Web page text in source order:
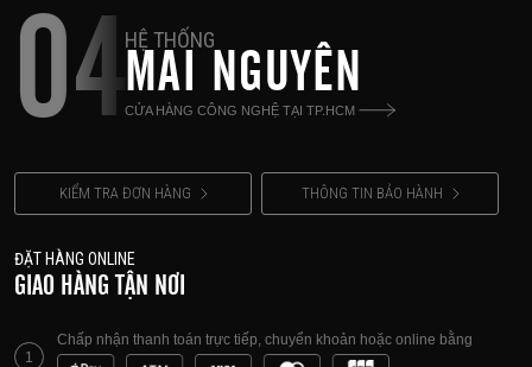
04HỆ THỐNG
MAI NGUYÊN
CỬA HÀNG CÔNG NGHỆ TẠI TP.HCM
KIỂM TRA ĐƠN HÀNG THÔNG TIN BẢO HÀNH
ĐẶT HÀNG ONLINE
GIAO HÀNG TẬN NƠI
1
Chấp nhận thanh toán trực tiếp, chuyển khoản hoặc online bằng